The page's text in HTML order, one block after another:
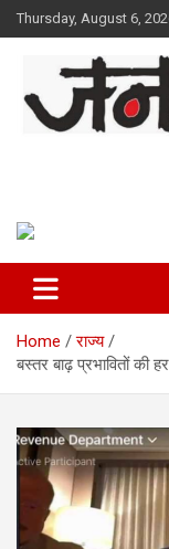
Skip
to
Thursday, August 6,
Home
राज्य
बस्तर बाढ़ प्रभावितों की